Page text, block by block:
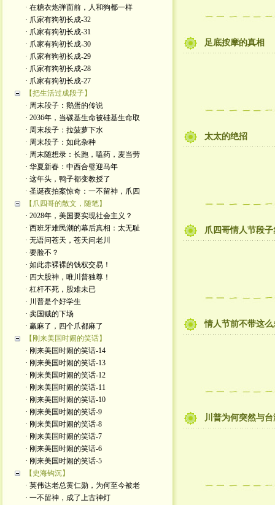
· 在糖衣炮弹面前，人和狗都一样
· 爪家有狗初长成-32
· 爪家有狗初长成-31
· 爪家有狗初长成-30
· 爪家有狗初长成-29
· 爪家有狗初长成-28
· 爪家有狗初长成-27
【把生活过成段子】
· 周末段子：鹅蛋的传说
· 2036年，当碳基生命被硅基生命取
· 周末段子：拉菠萝下水
· 周末段子：如此杂种
· 周末随想录：长跑，嗑药，麦当劳
· 华夏新春：中西合璧迎马年
· 这年头，鸭子都变教授了
· 圣诞夜拍案惊奇：一不留神，爪四
【爪四哥的散文，随笔】
· 2028年，美国要实现社会主义？
· 西班牙难民潮的幕后真相：太无耻
· 无语问苍天，苍天问老川
· 要脸不？
· 如此赤裸裸的钱权交易！
· 四大股神，唯川普独尊！
· 杠杆不死，股难未已
· 川普是个好学生
· 卖国贼的下场
· 赢麻了，四个爪都麻了
【刚来美国时闹的笑话】
· 刚来美国时闹的笑话-14
· 刚来美国时闹的笑话-13
· 刚来美国时闹的笑话-12
· 刚来美国时闹的笑话-11
· 刚来美国时闹的笑话-10
· 刚来美国时闹的笑话-9
· 刚来美国时闹的笑话-8
· 刚来美国时闹的笑话-7
· 刚来美国时闹的笑话-6
· 刚来美国时闹的笑话-5
【史海钩沉】
· 英伟达老总黄仁勋，为何至今被老
· 一不留神，成了上古神灯
足底按摩的真相
太太的绝招
爪四哥情人节段子
情人节前不带这
川普为何突然与